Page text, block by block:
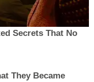
Secrets That No
They Became